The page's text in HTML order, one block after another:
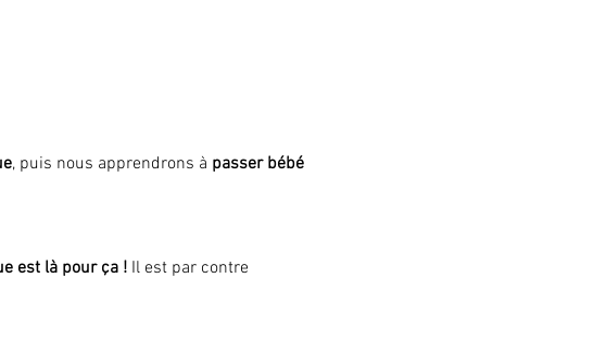
, puis nous apprendrons à passer bébé
est là pour ça ! Il est par contre